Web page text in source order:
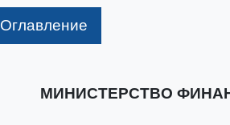
Оглавление
МИНИСТЕРСТВО